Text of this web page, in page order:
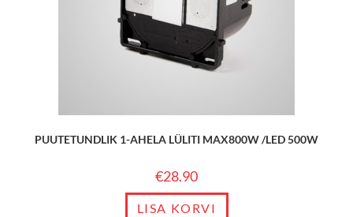
PUUTETUNDLIK 1-AHELA LÜLITI MAX800W /LED 500W
€28.90
LISA KORVI